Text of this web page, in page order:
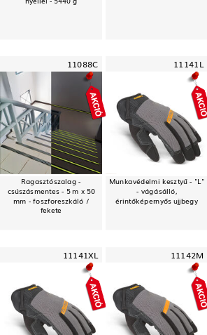
11088C
Ragasztószalag -
csúszásmentes - 5 m x 50
mm - foszforeszkáló /
fekete
11141L
Munkavédelmi kesztyű - "L"
- vágásálló,
érintőképernyős ujjbegy
11141XL 11142M